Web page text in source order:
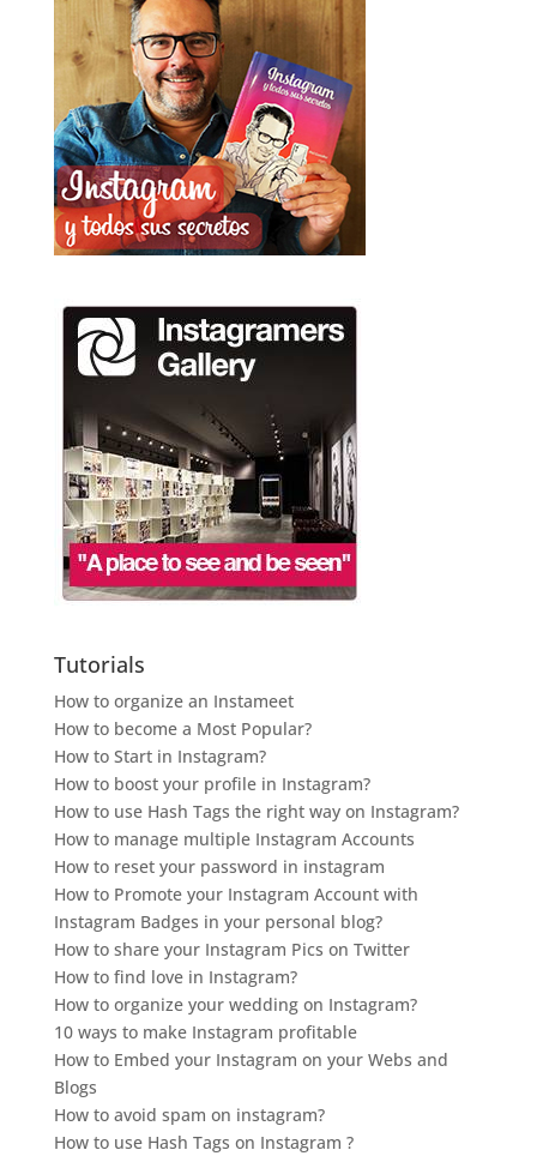
Tutorials
How to organize an Instameet
How to become a Most Popular?
How to Start in Instagram?
How to boost your profile in Instagram?
How to use Hash Tags the right way on Instagram?
How to manage multiple Instagram Accounts
How to reset your password in instagram
How to Promote your Instagram Account with
Instagram Badges in your personal blog?
How to share your Instagram Pics on Twitter
How to find love in Instagram?
How to organize your wedding on Instagram?
10 ways to make Instagram profitable
How to Embed your Instagram on your Webs and
Blogs
How to avoid spam on instagram?
How to use Hash Tags on Instagram ?